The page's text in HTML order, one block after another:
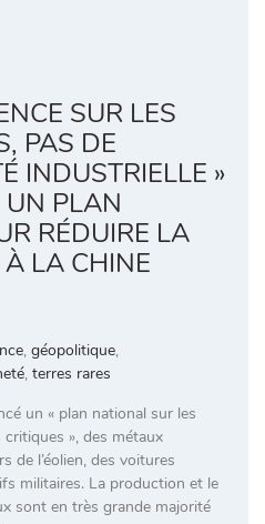
SUR LES
PAS DE
INDUSTRIELLE »
UN PLAN
RÉDUIRE LA
LA CHINE
, géopolitique,
, terres rares
un « plan national sur les
», des métaux
de l’éolien, des voitures
militaires. La production et le
sont en très grande majorité